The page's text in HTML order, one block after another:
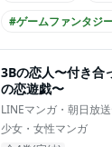
#ゲームファンタジ
#コミカライズ化
3Bの恋人〜付き合
の恋遊戯〜
LINEマンガ・朝日放
少女・女性マンガ